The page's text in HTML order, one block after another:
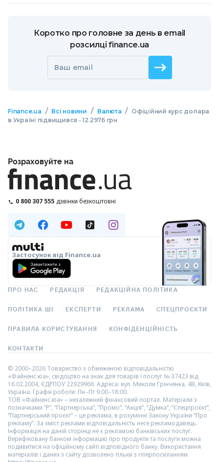
Коротко про головне за день в email
розсилці finance.ua
Ваш email
Finance.ua / Всі новини / Валюта / Офіційний курс долара
в Україні підвищився - 12.2976 грн
Розраховуйте на
0 800 307 555 дзвінки безкоштовні
Застосунок від Finance.ua
ПРО НАС РЕДАКЦІЯ РЕДАКЦІЙНА ПОЛІТИКА
ПОЛІТИКА ШІ ЕКСПЕРТИ РЕКЛАМА СПЕЦПРОЄКТИ
ПРАВИЛА КОРИСТУВАННЯ КОНФІДЕНЦІЙНІСТЬ
КОНТАКТИ
© 2000–2026 Товариство з обмеженою відповідальністю
«Файненс.юа», свідоцтво на знак для товарів і послуг № 37423 від
16.02.2004, ЄДРПОУ 22929966. Адреса: вул. Миколи Грінченка, 4В, Київ,
Україна. Графік роботи: Пн–Пт 9:00–18:00.
ТОВ «Файненс.юа» – незалежний фінансовий портал. Матеріали з
позначками “Р”, “Партнерська”, “Промо”, “Акція”, “Думка”, “Спецпроєкт”,
“Партнерський проєкт” – це реклама, в розумінні Закону України “Про
рекламу”. За зміст реклами відповідальність несе рекламодавець.
Інформація на даній сторінці не є рекламою банківських послуг.
Верифіковану банком інформацію про продукти та послуги можна
подивитися на офіційному сайті відповідного банку. Використання
матеріалів і даних з сайту дозволено тільки з гіперпосиланням